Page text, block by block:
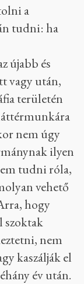
a
tudni: ha
újabb és
vagy után,
területén
nem úgy
ilyen
tudni róla,
vehető
hogy
szoktak
nem
kaszálják el
év után.